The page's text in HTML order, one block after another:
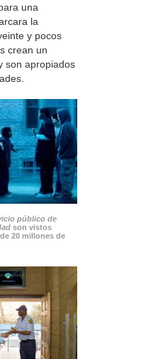
una
la
y pocos
crean un
son apropiados
público de
son vistos
20 millones de